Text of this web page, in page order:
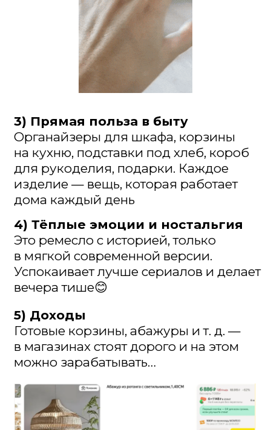
Что вы теряете, говоря себе
«мне это не надо»?
корзина для белья в магазине —
5000−7000 руб. Материалы
на такую же — 1500 руб. Посчитайте
сами
Теряете возможность
гордиться собой
создаёте что-то своими руками, вы
растёте как личность. Вы
доказываете себе, что можете
больше, чем думали
сама пенсия
А что, если сделать таких 10 абажуров
за месяц?
Готовые корзины, абажуры и т. д. —
в магазинах стоят дорого и на этом
можно зарабатывать…
вечера тише😊